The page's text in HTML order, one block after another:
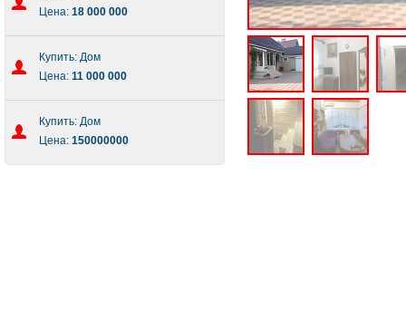
Цена: 18 000 000
Купить: Дом
Цена: 11 000 000
Купить: Дом
Цена: 150000000